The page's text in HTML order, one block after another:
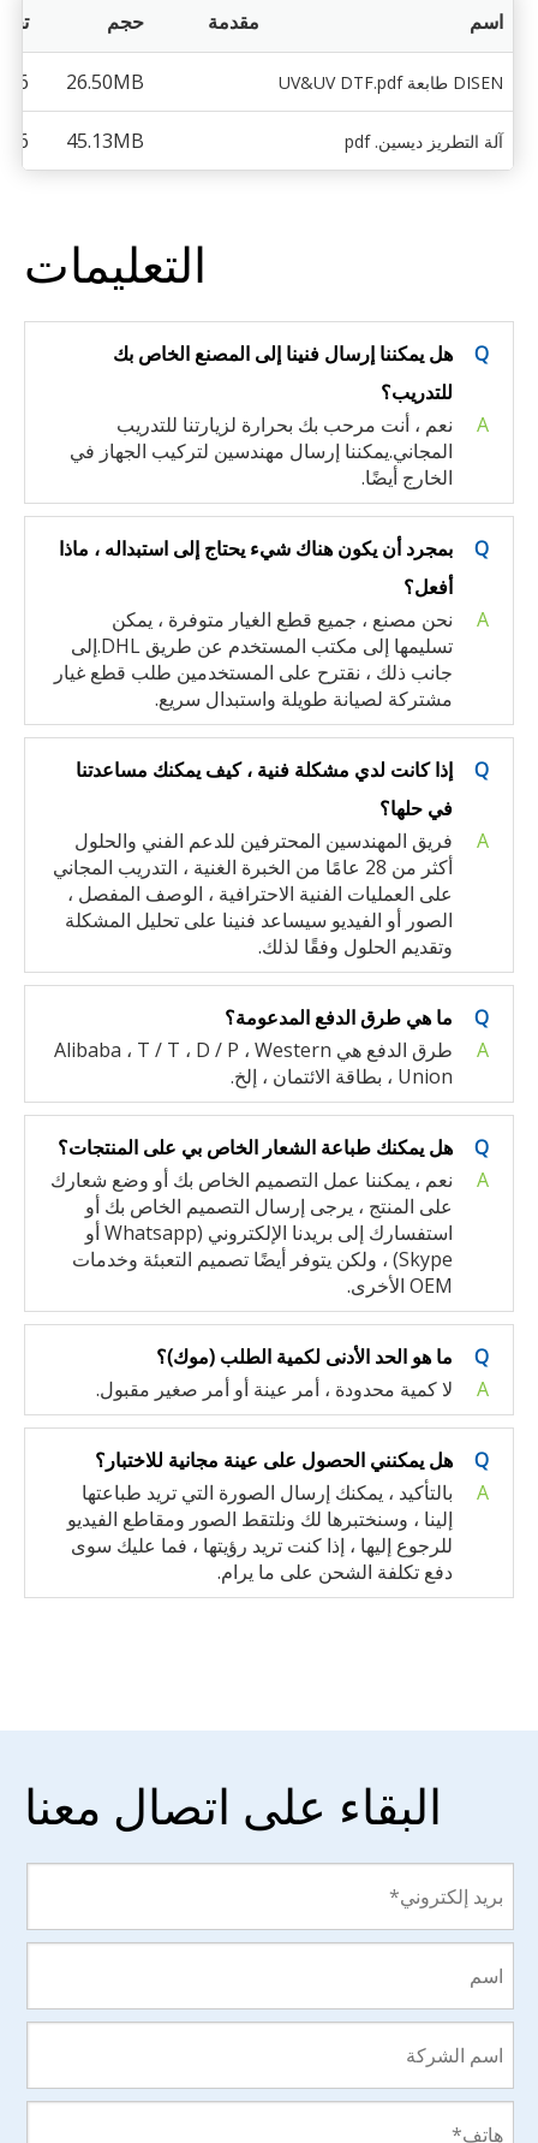
اسم مقدمة حجم
DISEN طابعة UV&UV DTF.pdf 26.50MB
06
آلة التطريز ديسين. pdf 45.13MB
06
التعليمات
Q
هل يمكننا إرسال فنينا إلى المصنع الخاص بك
للتدريب؟
A
نعم ، أنت مرحب بك بحرارة لزيارتنا للتدريب
المجاني.يمكننا إرسال مهندسين لتركيب الجهاز في
الخارج أيضًا.
Q
بمجرد أن يكون هناك شيء يحتاج إلى استبداله ، ماذا
أفعل؟
A
نحن مصنع ، جميع قطع الغيار متوفرة ، يمكن
تسليمها إلى مكتب المستخدم عن طريق DHL.إلى
جانب ذلك ، نقترح على المستخدمين طلب قطع غيار
مشتركة لصيانة طويلة واستبدال سريع.
Q
إذا كانت لدي مشكلة فنية ، كيف يمكنك مساعدتنا
في حلها؟
A
فريق المهندسين المحترفين للدعم الفني والحلول
أكثر من 28 عامًا من الخبرة الغنية ، التدريب المجاني
على العمليات الفنية الاحترافية ، الوصف المفصل ،
الصور أو الفيديو سيساعد فنينا على تحليل المشكلة
وتقديم الحلول وفقًا لذلك.
Q
ما هي طرق الدفع المدعومة؟
A
طرق الدفع هي Alibaba ، T / T ، D / P ، Western
Union ، بطاقة الائتمان ، إلخ.
Q
هل يمكنك طباعة الشعار الخاص بي على المنتجات؟
A
نعم ، يمكننا عمل التصميم الخاص بك أو وضع شعارك
على المنتج ، يرجى إرسال التصميم الخاص بك أو
استفسارك إلى بريدنا الإلكتروني (Whatsapp أو
Skype) ، ولكن يتوفر أيضًا تصميم التعبئة وخدمات
OEM الأخرى.
Q
ما هو الحد الأدنى لكمية الطلب (موك)؟
A
لا كمية محدودة ، أمر عينة أو أمر صغير مقبول.
Q
هل يمكنني الحصول على عينة مجانية للاختبار؟
A
بالتأكيد ، يمكنك إرسال الصورة التي تريد طباعتها
إلينا ، وسنختبرها لك ونلتقط الصور ومقاطع الفيديو
للرجوع إليها ، إذا كنت تريد رؤيتها ، فما عليك سوى
دفع تكلفة الشحن على ما يرام.
البقاء على اتصال معنا